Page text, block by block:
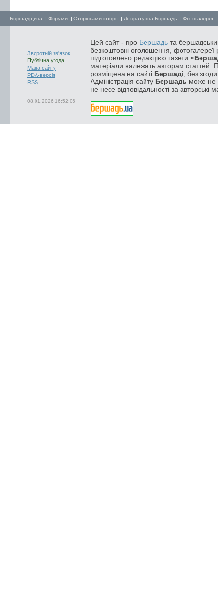
Бершадщина | Форуми | Сторінками історії | Літературна Бершадь | Фотогалереї
Зворотній зв'язок
Публічна угода
Мапа сайту
PDA-версія
RSS
08.01.2026 16:52:06
Цей сайт - про Бершадь та
безкоштовні оголошення, фотогалереї
підготовлено редакцією газети
матеріали належать авторам статтей.
розміщена на сайті Бершаді , без
Адміністрація сайту Бершадь може не
не несе відповідальності за авторські